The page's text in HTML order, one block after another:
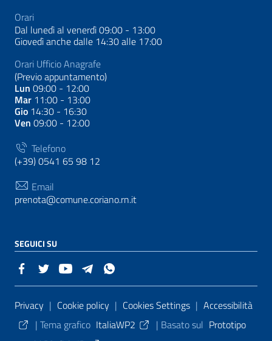
Orari
Dal lunedì al venerdì 09:00 - 13:00
Giovedì anche dalle 14:30 alle 17:00
Orari Ufficio Anagrafe
(Previo appuntamento)
Lun 09:00 - 12:00
Mar 11:00 - 13:00
Gio 14:30 - 16:30
Ven 09:00 - 12:00
Telefono
(+39) 0541 65 98 12
Email
prenota@comune.coriano.rn.it
SEGUICI SU
Sezione Link Utili
Privacy | Cookie policy | Cookies Settings | Accessibilità
| Tema grafico ItaliaWP2 | Basato sul Prototipo